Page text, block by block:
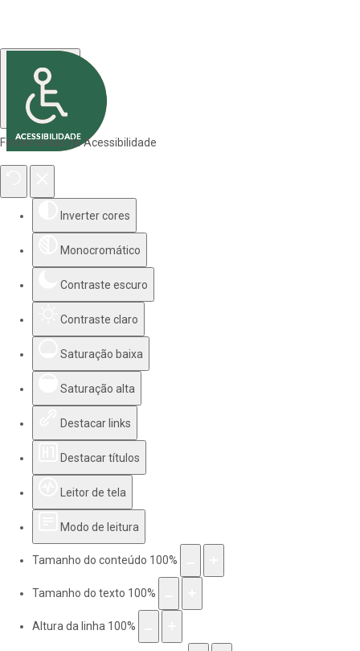
Ferramentas de Acessibilidade
Inverter cores
Monocromático
Contraste escuro
Contraste claro
Saturação baixa
Saturação alta
Destacar links
Destacar títulos
Leitor de tela
Modo de leitura
Tamanho do conteúdo 100%
Tamanho do texto 100%
Altura da linha 100%